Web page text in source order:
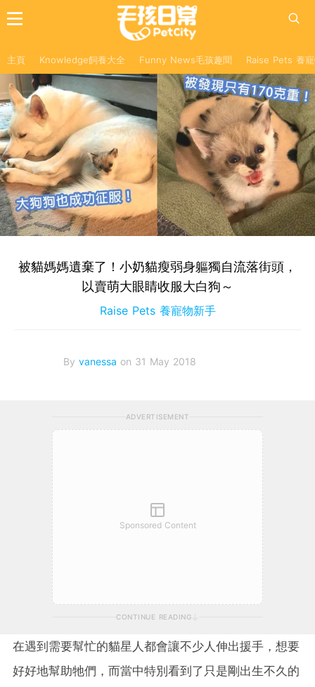
主頁 Knowledge飼養大全 Funny News毛孩趣聞 Raise Pets 養
被貓媽媽遺棄了！小奶貓瘦弱身軀獨自流落街頭，
以賣萌大眼睛收服大白狗～
Raise Pets 養寵物新手
By vanessa on 31 May 2018
ADVERTISEMENT
Sponsored Content
CONTINUE READING
在遇到需要幫忙的貓星人都會讓不少人伸出援手，想要
好好地幫助牠們，而當中特別看到了只是剛出生不久的